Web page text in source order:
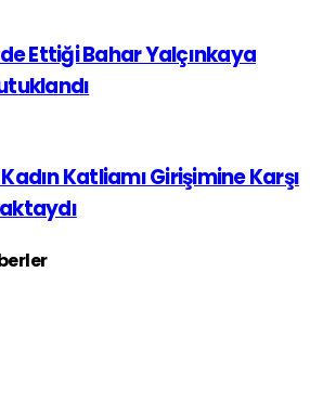
Ettiği Bahar Yalçınkaya
Katliamı Girişimine Karşı